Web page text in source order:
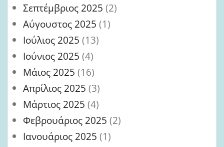
Σεπτέμβριος 2025 (2)
Αύγουστος 2025 (1)
Ιούλιος 2025 (13)
Ιούνιος 2025 (4)
Μάιος 2025 (16)
Απρίλιος 2025 (3)
Μάρτιος 2025 (4)
Φεβρουάριος 2025 (2)
Ιανουάριος 2025 (1)